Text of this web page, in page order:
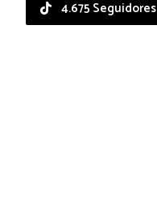
4.675 Seguidores